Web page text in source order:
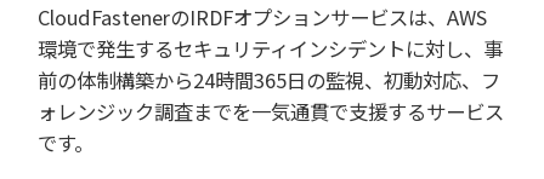
CloudFastenerのIRDFオプションサービスは、AWS
環境で発生するセキュリティインシデントに対し、事
前の体制構築から24時間365日の監視、初動対応、フ
ォレンジック調査までを一気通貫で支援するサービス
です。